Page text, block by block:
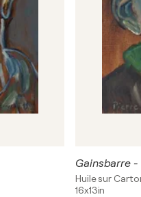
Gainsbarre -
Huile sur
16x13in